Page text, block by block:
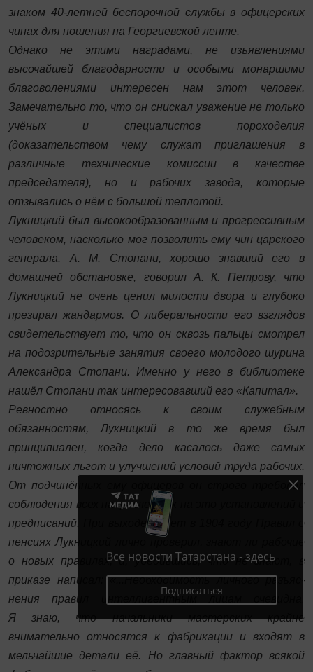
знаком 40-летней беспорочной службы в офицерских
чинах для ношения на Георгиевской ленте.
Однако не этими наградами, не изъявлениями
высочайшей благодарности и особыми монаршими
благоволениями интересен нам этот человек.
Замечательно то, что он снискал уважение не только
учёных и специалистов пороходелия
(доказательством чему служат приглашения в
различные технические комиссии в качестве
председателя), но и рабочих завода, которые
отзывались о нём с большой теплотой.
Лукницкий был высокообразованным и прогрессивным
человеком, насколько мог позволить ему чин царского
генерала. А. М. Стопани, хорошо знавший его в
домашней обстановке, говорил А. К. Петрову, что
Лукницкий не очень ценил милости двора и глубоко
презирал жандармов. О либеральности его взглядов
свидетельствует то, что он сквозь пальцы смотрел
на подозрительные занятия своего молодого шурина
Александра Стопани. Именно у него в библиотеке
нашёл Стопани так интересовавший его «Капитал».
Ревностно относясь к своим служебным
обязанностям, Лукницкий в то же время был
принципиален, когда дело касалось даже самых
ничтожных льгот и улучшений ­условий труда рабочих.
От подчинённых ему офицеров он строго требовал
соблюдения всех направленных на это установлений и
предписаний. При выходе в свет в 1904 году Правил о
пенсиях Лукницкий лично проверил, знают ли рабочие
о новых правилах, и, убедившись, что не знают, в
приказе написал: «...Необходимость личного разъяс­
нения правил интеллигентным лицам очевидна.
Я знаю, что начальники мастерских крайне
внимательно относятся к фабрикации и входят в
мельчайшие детали её. Но главный фактор всякой
Все новости Татарстана - здесь
Подписаться